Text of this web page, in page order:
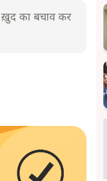
ख़ुद का बचाव कर